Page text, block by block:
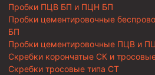
Пробки ПЦВ БП и ПЦН БП
Пробки цементировочные
БП
Пробки цементировочные ПЦВ и
Скребки корончатые СК и
Скребки тросовые типа СТ